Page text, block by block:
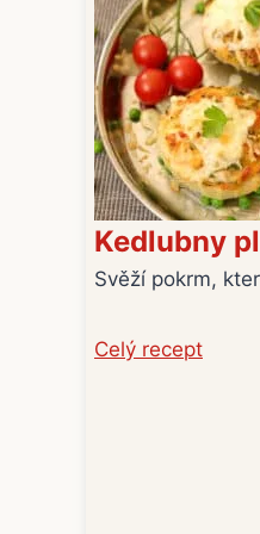
Kedlubny
Svěží pokrm,
Celý recept